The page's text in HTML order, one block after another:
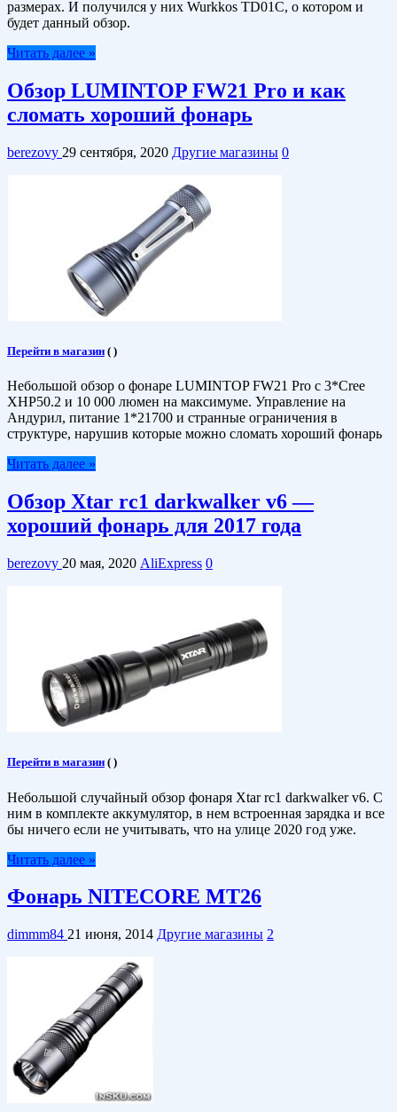
размерах. И получился у них Wurkkos TD01C, о котором и
будет данный обзор.
Читать далее »
Обзор LUMINTOP FW21 Pro и как
сломать хороший фонарь
berezovy 29 сентября, 2020 Другие магазины 0
Перейти в магазин ( )
Небольшой обзор о фонаре LUMINTOP FW21 Pro с 3*Cree
XHP50.2 и 10 000 люмен на максимуме. Управление на
Андурил, питание 1*21700 и странные ограничения в
структуре, нарушив которые можно сломать хороший фонарь
Читать далее »
Обзор Xtar rc1 darkwalker v6 —
хороший фонарь для 2017 года
berezovy 20 мая, 2020 AliExpress 0
Перейти в магазин ( )
Небольшой случайный обзор фонаря Xtar rc1 darkwalker v6. С
ним в комплекте аккумулятор, в нем встроенная зарядка и все
бы ничего если не учитывать, что на улице 2020 год уже.
Читать далее »
Фонарь NITECORE MT26
dimmm84 21 июня, 2014 Другие магазины 2